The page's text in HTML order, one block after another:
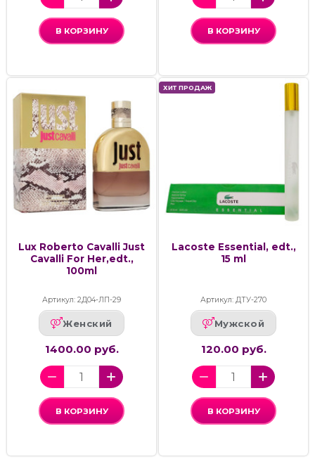
В КОРЗИНУ В КОРЗИНУ
Lux Roberto Cavalli Just
Cavalli For Her,edt.,
100ml
Артикул: 2Д04-ЛП-29
Женский
1400.00 руб.
В КОРЗИНУ
ХИТ ПРОДАЖ
Lacoste Essential, edt.,
15 ml
Артикул: ДТУ-270
Мужской
120.00 руб.
В КОРЗИНУ